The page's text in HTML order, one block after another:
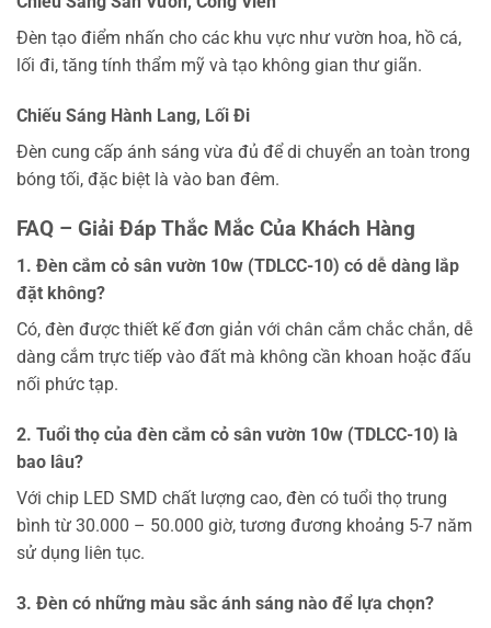
Đèn tạo điểm nhấn cho các khu vực như vườn hoa, hồ cá,
lối đi, tăng tính thẩm mỹ và tạo không gian thư giãn.
Chiếu Sáng Hành Lang, Lối Đi
Đèn cung cấp ánh sáng vừa đủ để di chuyển an toàn trong
bóng tối, đặc biệt là vào ban đêm.
FAQ – Giải Đáp Thắc Mắc Của Khách Hàng
1. Đèn cắm cỏ sân vườn 10w (TDLCC-10) có dễ dàng lắp
đặt không?
Có, đèn được thiết kế đơn giản với chân cắm chắc chắn, dễ
dàng cắm trực tiếp vào đất mà không cần khoan hoặc đấu
nối phức tạp.
2. Tuổi thọ của đèn cắm cỏ sân vườn 10w (TDLCC-10) là
bao lâu?
Với chip LED SMD chất lượng cao, đèn có tuổi thọ trung
bình từ 30.000 – 50.000 giờ, tương đương khoảng 5-7 năm
sử dụng liên tục.
3. Đèn có những màu sắc ánh sáng nào để lựa chọn?